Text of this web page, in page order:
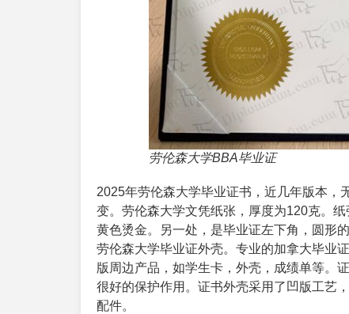
劳伦森大学BBA毕业证
2025年劳伦森大学毕业证书，近几年版本，
变。劳伦森大学文凭纸张，厚度为120克。
黄色烫金。另一处，是毕业证左下角，圆形
劳伦森大学毕业证外壳。专业的加拿大毕业
版周边产品，如学生卡，外壳，成绩单等。
很好的保护作用。证书外壳采用了凹版工艺
配件。